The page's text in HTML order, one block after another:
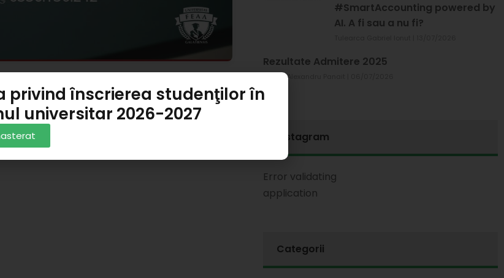
#SmartAccounting powered by
AI. A fi sau a nu fi?
Rezultate Admitere 2025
Andrei Alexandru Panait
Instagram
Error validating
application
Categorii
privind înscrierea studenţilor în
universitar 2026-2027